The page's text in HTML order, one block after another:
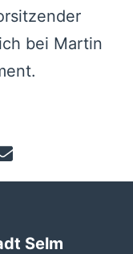
bei Martin
Selm